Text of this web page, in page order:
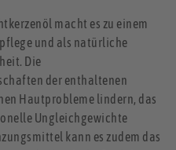
macht es zu einem
und als natürliche
Die
der enthaltenen
Hautprobleme lindern, das
Ungleichgewichte
kann es zudem das